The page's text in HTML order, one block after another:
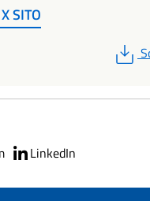
SITO
LinkedIn